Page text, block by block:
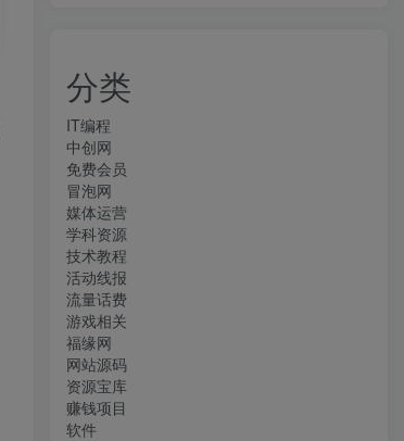
分类
IT编程
中创网
免费会员
冒泡网
媒体运营
学科资源
技术教程
活动线报
流量话费
游戏相关
福缘网
网站源码
资源宝库
赚钱项目
软件